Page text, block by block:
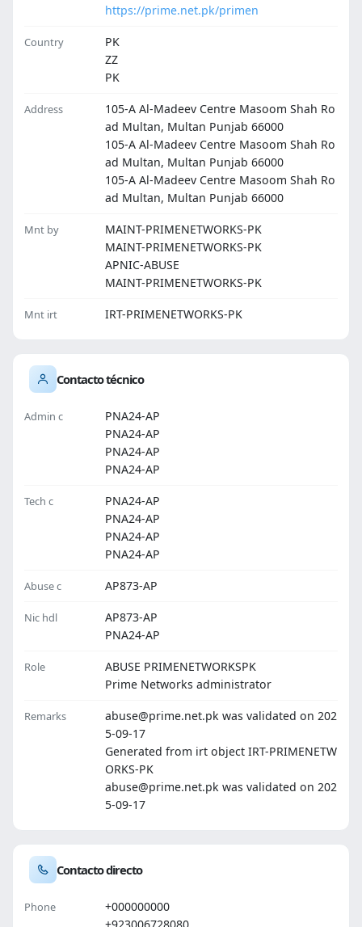
https://prime.net.pk/primen
Country
PK
ZZ
PK
Address
105-A Al-Madeev Centre Masoom Shah Ro
ad Multan, Multan Punjab 66000
105-A Al-Madeev Centre Masoom Shah Ro
ad Multan, Multan Punjab 66000
105-A Al-Madeev Centre Masoom Shah Ro
ad Multan, Multan Punjab 66000
Mnt by
MAINT-PRIMENETWORKS-PK
MAINT-PRIMENETWORKS-PK
APNIC-ABUSE
MAINT-PRIMENETWORKS-PK
Mnt irt IRT-PRIMENETWORKS-PK
Contacto técnico
Admin c
PNA24-AP
PNA24-AP
PNA24-AP
PNA24-AP
Tech c
PNA24-AP
PNA24-AP
PNA24-AP
PNA24-AP
Abuse c AP873-AP
Nic hdl
AP873-AP
PNA24-AP
Role
ABUSE PRIMENETWORKSPK
Prime Networks administrator
Remarks
abuse@prime.net.pk was validated on 202
5-09-17
Generated from irt object IRT-PRIMENETW
ORKS-PK
abuse@prime.net.pk was validated on 202
5-09-17
Contacto directo
Phone
+000000000